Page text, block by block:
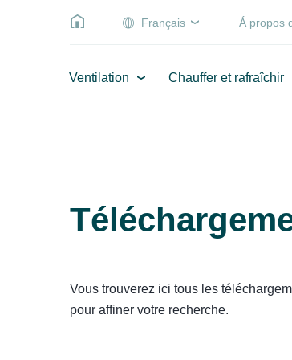
Français Á propos
Ventilation Chauffer et rafraîchir
Vous trouverez ici tous les
pour affiner votre recherche.